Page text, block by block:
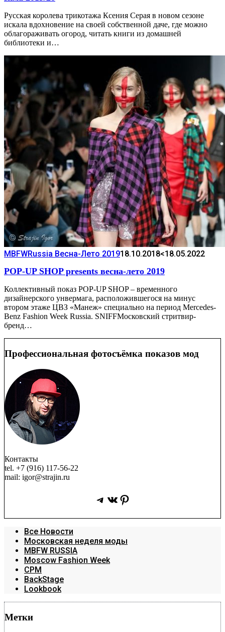
Русская королева трикотажа Ксения Серая в новом сезоне
искала вдохновение на своей собственной даче, где можно
облагораживать огород, читать книги из домашней
библиотеки и…
MBFWRussia Весна-Лето 201918.10.2018<18.05.2022
POP-UP SHOP presents весна-лето 2019
Коллективный показ POP-UP SHOP – временного
дизайнерского унвермага, расположившегося на минус
втором этаже ЦВЗ «Манеж» специально на период Mercedes-
Benz Fashion Week Russia. SNIFFМосковский стритвир-
бренд…
Профессиональная фотосъёмка показов мод
Контакты
tel. +7 (916) 117-56-22
mail: igor@strajin.ru
Telegram
ВКонтакте
Pinterest
Все Новости
Московская неделя моды
MBFW RUSSIA
Moscow Fashion Week
CPM
BackStage
Lookbook
Метки